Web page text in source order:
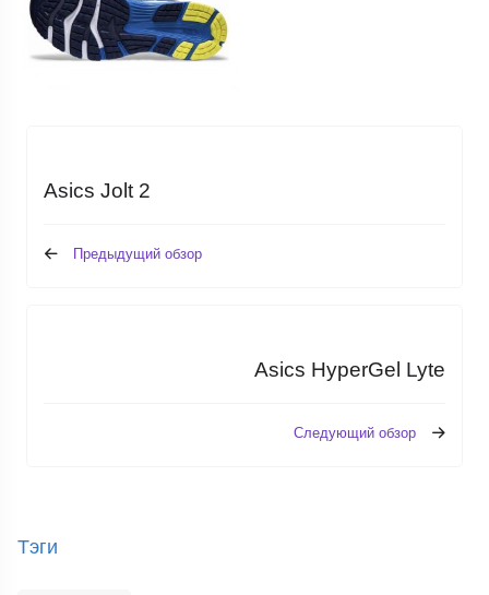
Asics Jolt 2
Предыдущий обзор
Asics HyperGel Lyte
Следующий обзор
Тэги